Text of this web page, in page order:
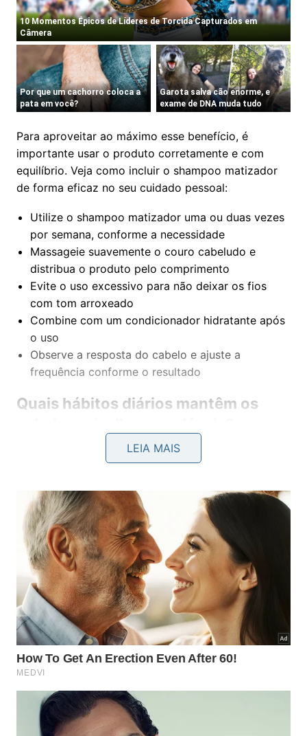
Para aproveitar ao máximo esse benefício, é
importante usar o produto corretamente e com
equilíbrio. Veja como incluir o shampoo matizador
de forma eficaz no seu cuidado pessoal:
Utilize o shampoo matizador uma ou duas vezes
por semana, conforme a necessidade
Massageie suavemente o couro cabeludo e
distribua o produto pelo comprimento
Evite o uso excessivo para não deixar os fios
com tom arroxeado
Combine com um condicionador hidratante após
o uso
Observe a resposta do cabelo e ajuste a
frequência conforme o resultado
Quais hábitos diários mantêm os
Pequenos hábitos diários fazem toda a diferença na
contínuo fortalece afibra capilar
, melhora a textura
e ajuda a preservar o brilho natural, tornando os fios
mais macios e resistentes ao longo do tempo.
LEIA MAIS